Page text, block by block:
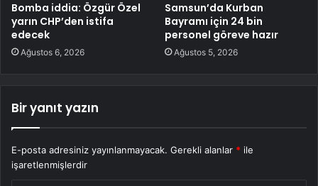
Bomba iddia: Özgür Özel
yarın CHP’den istifa
edecek
Ağustos 6, 2026
Samsun’da Kurban
Bayramı için 24 bin
personel göreve hazır
Ağustos 5, 2026
Bir yanıt yazın
E-posta adresiniz yayınlanmayacak. Gerekli alanlar * ile
işaretlenmişlerdir